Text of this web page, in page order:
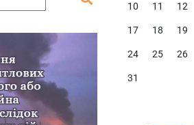
10 11 12
17 18 19
24 25 26
31